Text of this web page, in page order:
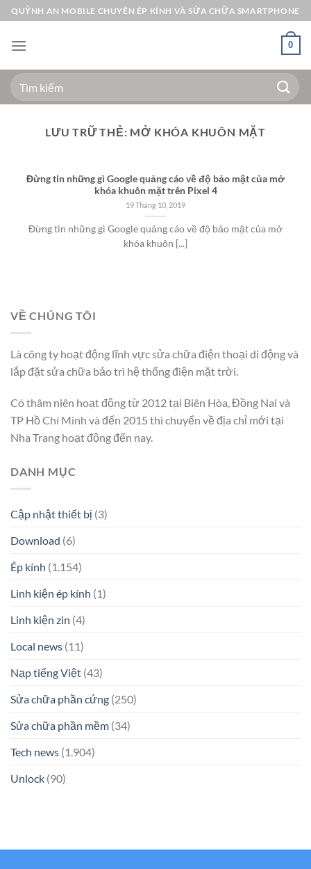
Bỏ
qua
nội
QUỲNH AN MOBILE CHUYÊN ÉP KÍNH VÀ SỬA CHỮA SMARTPHONE
0
Tìm
kiếm:
LƯU TRỮ THẺ: MỞ KHÓA KHUÔN MẶT
Đừng tin những gì Google quảng cáo về độ bảo mật của mở
khóa khuôn mặt trên Pixel 4
19 Tháng 10, 2019
Đừng tin những gì Google quảng cáo về độ bảo mật của mở
khóa khuôn [...]
VỀ CHÚNG TÔI
Là công ty hoạt động lĩnh vực sửa chữa điện thoại di động và
lắp đặt sửa chữa bảo trì hệ thống điện mặt trời.
Có thâm niên hoạt động từ 2012 tại Biên Hòa, Đồng Nai và
TP Hồ Chí Minh và đến 2015 thì chuyển về địa chỉ mới tại
Nha Trang hoạt động đến nay.
DANH MỤC
Cập nhật thiết bị (3)
Download (6)
Ép kính (1.154)
Linh kiện ép kính (1)
Linh kiện zin (4)
Local news (11)
Nạp tiếng Việt (43)
Sửa chữa phần cứng (250)
Sửa chữa phần mềm (34)
Tech news (1.904)
Unlock (90)